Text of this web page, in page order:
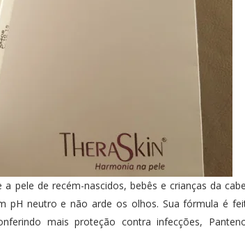
a pele de recém-nascidos, bebês e crianças da
pH neutro e não arde os olhos. Sua fórmula é
mais proteção contra infecções,